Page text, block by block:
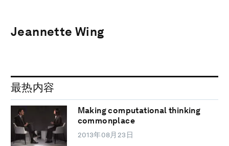
Jeannette Wing
最热内容
Making computational thinking
commonplace
2013年08月23日